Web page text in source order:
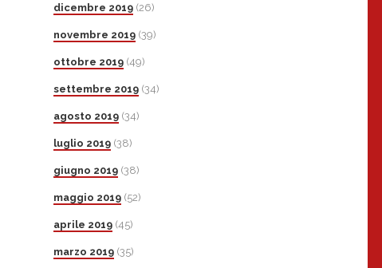
dicembre 2019(26)
novembre 2019(39)
ottobre 2019(49)
settembre 2019(34)
agosto 2019(34)
luglio 2019(38)
giugno 2019(38)
maggio 2019(52)
aprile 2019(45)
marzo 2019(35)